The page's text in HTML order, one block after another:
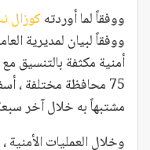
ووفقاً لما أوردتهكوزال
ووفقاً لبيان لمديرية
أمنية مكثفة بالتنسيق
مشتبهاً به خلال آخر
وخلال العمليات الأمنية